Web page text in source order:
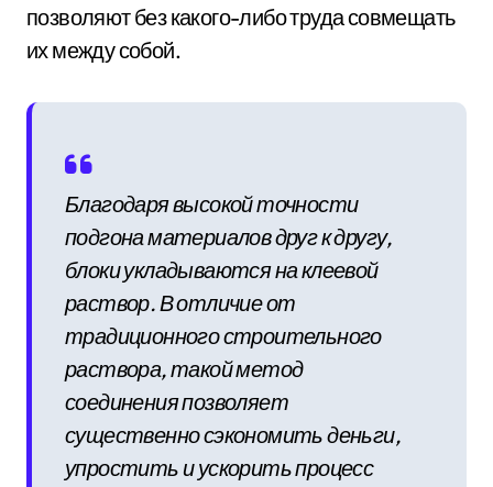
позволяют без какого-либо труда совмещать
их между собой.
Благодаря высокой точности
подгона материалов друг к другу,
блоки укладываются на клеевой
раствор. В отличие от
традиционного строительного
раствора, такой метод
соединения позволяет
существенно сэкономить деньги,
упростить и ускорить процесс